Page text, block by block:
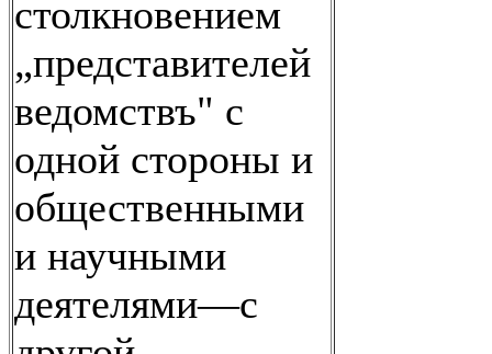
столкновением
„представителей
ведомствъ" с
одной стороны и
общественными
и научными
деятелями—с